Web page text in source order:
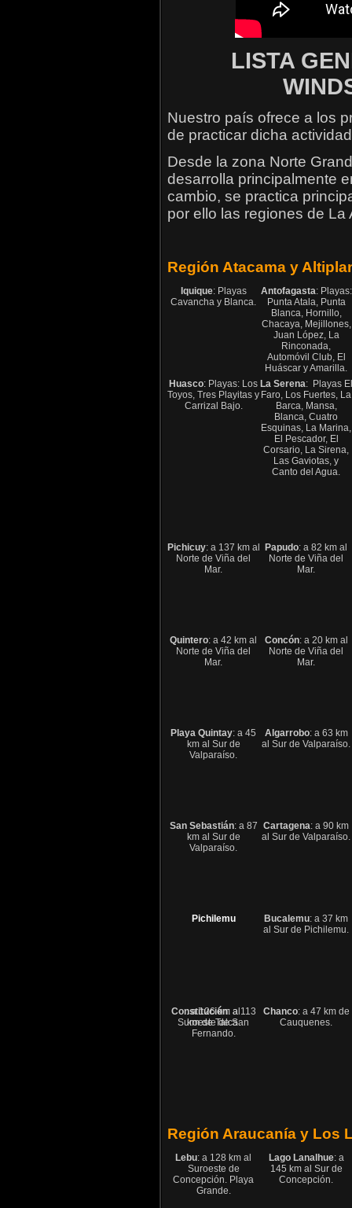
LISTA
Nuestro país ofrece a los
de practicar dicha
Desde la zona Norte
desarrolla principalmente
cambio, se practica
por ello las regiones de
Región Atacama y
Iquique: Playas
Cavancha y Blanca.
Antofagasta: Playas:
Punta Atala, Punta
Blanca, Hornillo,
Chacaya, Mejillones,
Juan López, La
Rinconada,
Automóvil Club, El
Huáscar y Amarilla.
Huasco: Playas: Los
Toyos, Tres Playitas y
Carrizal Bajo.
La Serena: Playas El
Faro, Los Fuertes, La
Barca, Mansa,
Blanca, Cuatro
Esquinas, La Marina,
El Pescador, El
Corsario, La Sirena,
Las Gaviotas, y
Canto del Agua.
Pichicuy: a 137 km al
Norte de Viña del
Mar.
Papudo: a 82 km al
Norte de Viña del
Mar.
Quintero: a 42 km al
Norte de Viña del
Mar.
Concón: a 20 km al
Norte de Viña del
Mar.
Playa Quintay: a 45
km al Sur de
Valparaíso.
Algarrobo: a 63 km
al Sur de Valparaíso.
San Sebastián: a 87
km al Sur de
Valparaíso.
Cartagena: a 90 km
al Sur de Valparaíso.
Pichilemu
: a 126 km al
Suroeste de San
Fernando.
Bucalemu: a 37 km
al Sur de Pichilemu.
Constitución: a 113
km de Talca.
Chanco: a 47 km de
Cauquenes.
Región Araucanía y Los
Lebu: a 128 km al
Suroeste de
Concepción. Playa
Grande.
Lago Lanalhue: a
145 km al Sur de
Concepción.